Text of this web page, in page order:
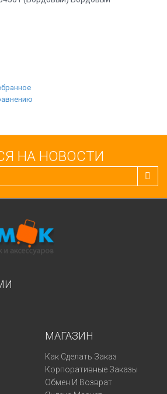
НА НОВОСТИ
МАГАЗИН
Как Сделать Заказ
Корпоративные Заказы
Обмен И Возврат